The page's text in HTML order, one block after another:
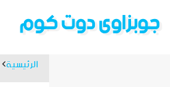
جوبزاوى دوت كوم
الرئيسية